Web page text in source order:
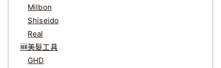
Milbon
Shiseido
Real
🆕美髮工具
GHD